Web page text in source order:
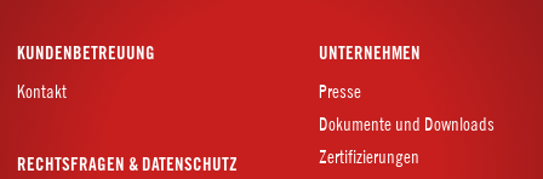
KUNDENBETREUUNG
Kontakt
UNTERNEHMEN
Presse
Dokumente und Downloads
Zertifizierungen
RECHTSFRAGEN & DATENSCHUTZ